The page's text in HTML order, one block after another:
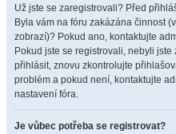
Už jste se zaregistrovali? Před
Byla vám na fóru zakázána činnost
zobrazí)? Pokud ano, kontaktujte
Pokud jste se registrovali, nebyli
přihlásit, znovu zkontrolujte
problém a pokud není, kontaktujte
nastavení fóra.
Je vůbec potřeba se registrovat?